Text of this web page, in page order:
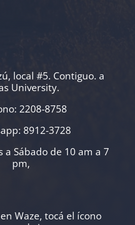
local #5. Contiguo. a
University.
2208-8758
8912-3728
Sábado de 10 am a 7
pm,
Waze, tocá el ícono